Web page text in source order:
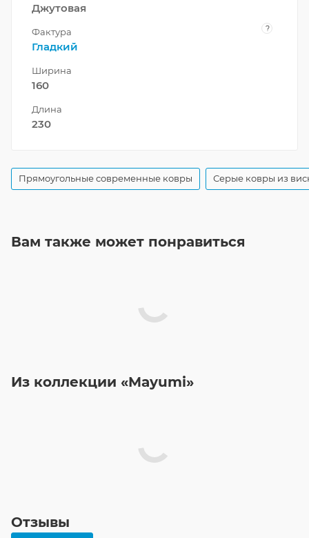
Джутовая
Фактура ?
Гладкий
Ширина
160
Длина
230
Прямоугольные современные ковры Серые ковры из
Вам также может понравиться
Из коллекции «Mayumi»
Отзывы